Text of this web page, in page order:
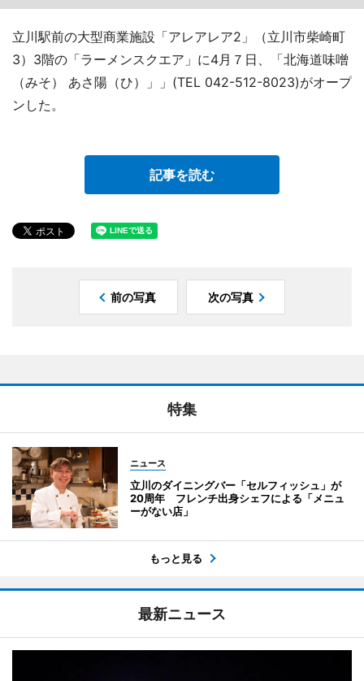
立川駅前の大型商業施設「アレアレア2」（立川市柴崎町
3）3階の「ラーメンスクエア」に4月７日、「北海道味噌
（みそ） あさ陽（ひ）」」(TEL 042-512-8023)がオープ
ンした。
記事を読む
前の写真 次の写真
特集
ニュース
立川のダイニングバー「セルフィッシュ」が
20周年 フレンチ出身シェフによる「メニュ
ーがない店」
もっと見る
最新ニュース